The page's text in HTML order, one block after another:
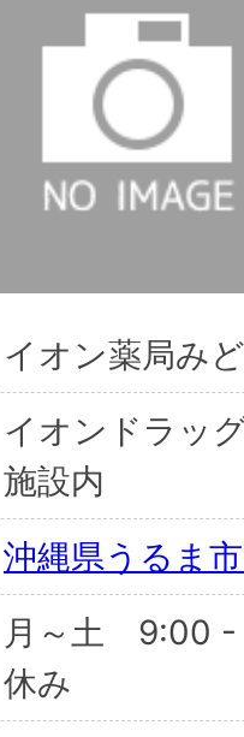
イオン薬局み
イオンドラッ
施設内
沖縄県うるま
月～土 9:00
休み